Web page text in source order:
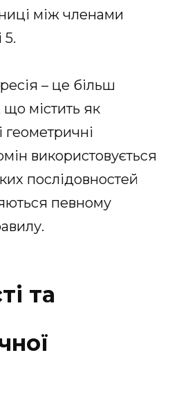
між членами
5.
– це більш
що містить як
геометричні
використовується
послідовностей
певному
та